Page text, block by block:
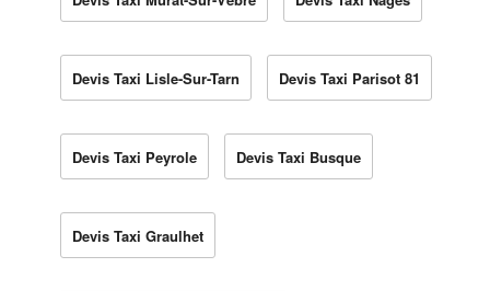
Devis Taxi Lisle-Sur-Tarn Devis Taxi Parisot 81
Devis Taxi Peyrole Devis Taxi Busque
Devis Taxi Graulhet